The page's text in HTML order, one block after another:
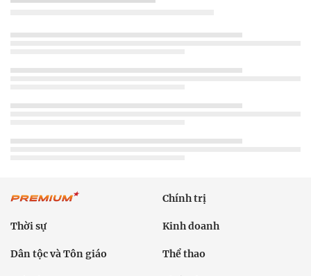
Chính trị
Thời sự Kinh doanh
Dân tộc và Tôn giáo Thể thao